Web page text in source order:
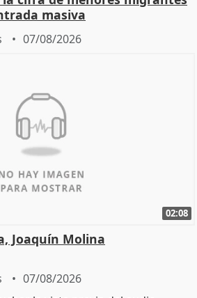
masiva
07/08/2026
02:08
Joaquín Molina
07/08/2026